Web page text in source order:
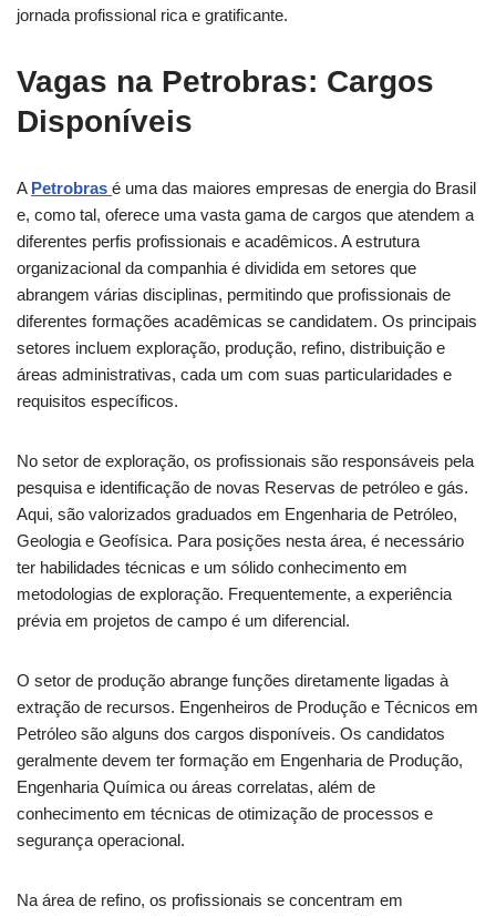
jornada profissional rica e gratificante.
Vagas na Petrobras: Cargos
Disponíveis
A Petrobras é uma das maiores empresas de energia do Brasil
e, como tal, oferece uma vasta gama de cargos que atendem a
diferentes perfis profissionais e acadêmicos. A estrutura
organizacional da companhia é dividida em setores que
abrangem várias disciplinas, permitindo que profissionais de
diferentes formações acadêmicas se candidatem. Os principais
setores incluem exploração, produção, refino, distribuição e
áreas administrativas, cada um com suas particularidades e
requisitos específicos.
No setor de exploração, os profissionais são responsáveis pela
pesquisa e identificação de novas Reservas de petróleo e gás.
Aqui, são valorizados graduados em Engenharia de Petróleo,
Geologia e Geofísica. Para posições nesta área, é necessário
ter habilidades técnicas e um sólido conhecimento em
metodologias de exploração. Frequentemente, a experiência
prévia em projetos de campo é um diferencial.
O setor de produção abrange funções diretamente ligadas à
extração de recursos. Engenheiros de Produção e Técnicos em
Petróleo são alguns dos cargos disponíveis. Os candidatos
geralmente devem ter formação em Engenharia de Produção,
Engenharia Química ou áreas correlatas, além de
conhecimento em técnicas de otimização de processos e
segurança operacional.
Na área de refino, os profissionais se concentram em